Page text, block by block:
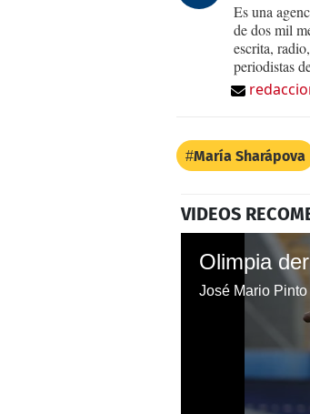
Es una
de dos mil
escrita,
periodistas
María Sharápova
VIDEOS